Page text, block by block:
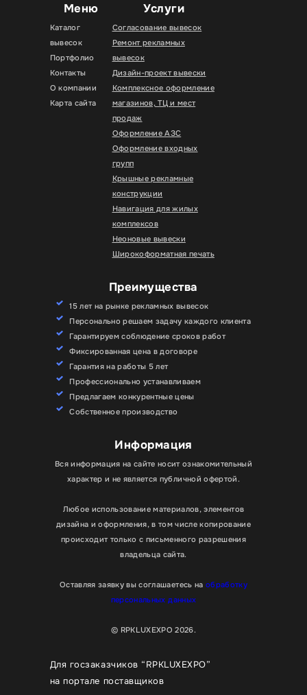
Меню
Каталог
вывесок
Портфолио
Контакты
О компании
Карта сайта
Услуги
Согласование вывесок
Ремонт рекламных
вывесок
Дизайн-проект вывески
Комплексное оформление
магазинов, ТЦ и мест
продаж
Оформление АЗС
Оформление входных
групп
Крышные рекламные
конструкции
Навигация для жилых
комплексов
Неоновые вывески
Широкоформатная печать
Преимущества
15 лет на рынке рекламных вывесок
Персонально решаем задачу каждого клиента
Гарантируем соблюдение сроков работ
Фиксированная цена в договоре
Гарантия на работы 5 лет
Профессионально устанавливаем
Предлагаем конкурентные цены
Собственное производство
Информация
Вся информация на сайте носит ознакомительный
характер и не является публичной офертой.
Любое использование материалов, элементов
дизайна и оформления, в том числе копирование
происходит только с письменного разрешения
владельца сайта.
Оставляя заявку вы соглашаетесь на обработку
персональных данных
© RPKLUXEXPO 2026.
Для госзаказчиков “RPKLUXEXPO”
на портале поставщиков